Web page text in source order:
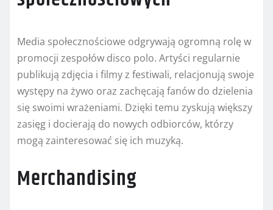
Media społecznościowe odgrywają ogromną rolę w
promocji zespołów disco polo. Artyści regularnie
publikują zdjęcia i filmy z festiwali, relacjonują swoje
występy na żywo oraz zachęcają fanów do dzielenia
się swoimi wrażeniami. Dzięki temu zyskują większy
zasięg i docierają do nowych odbiorców, którzy
mogą zainteresować się ich muzyką.
Merchandising